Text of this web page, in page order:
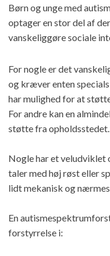
Børn og unge med
optager en stor del af
vanskeliggøre sociale
For nogle er det
og kræver enten
har mulighed for at
For andre kan en
støtte fra opholdsstedet.
Nogle har et veludviklet
taler med høj røst eller
lidt mekanisk og
En
forstyrrelse i: